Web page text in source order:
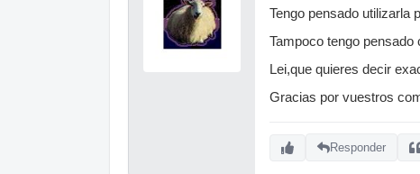
Tengo pensado utilizarla
Tampoco tengo
Lei,que quieres decir
Gracias por vuestros
Responder